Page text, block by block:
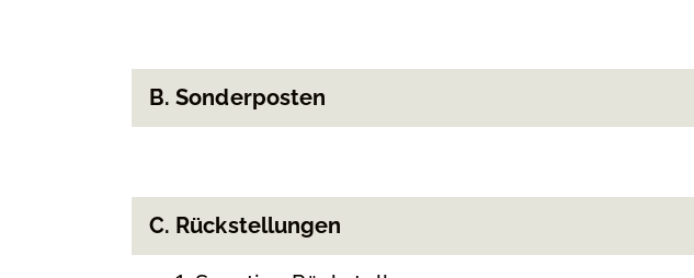
B. Sonderposten
C. Rückstellungen